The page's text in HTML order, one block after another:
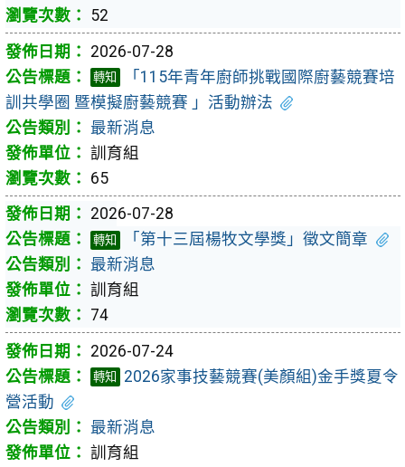
52
2026-07-28
轉知
「115年青年廚師挑戰國際廚藝競賽培
訓共學圈 暨模擬廚藝競賽 」活動辦法
最新消息
訓育組
65
2026-07-28
轉知
「第十三屆楊牧文學獎」徵文簡章
最新消息
訓育組
74
2026-07-24
轉知
2026家事技藝競賽(美顏組)金手獎夏令
營活動
最新消息
訓育組